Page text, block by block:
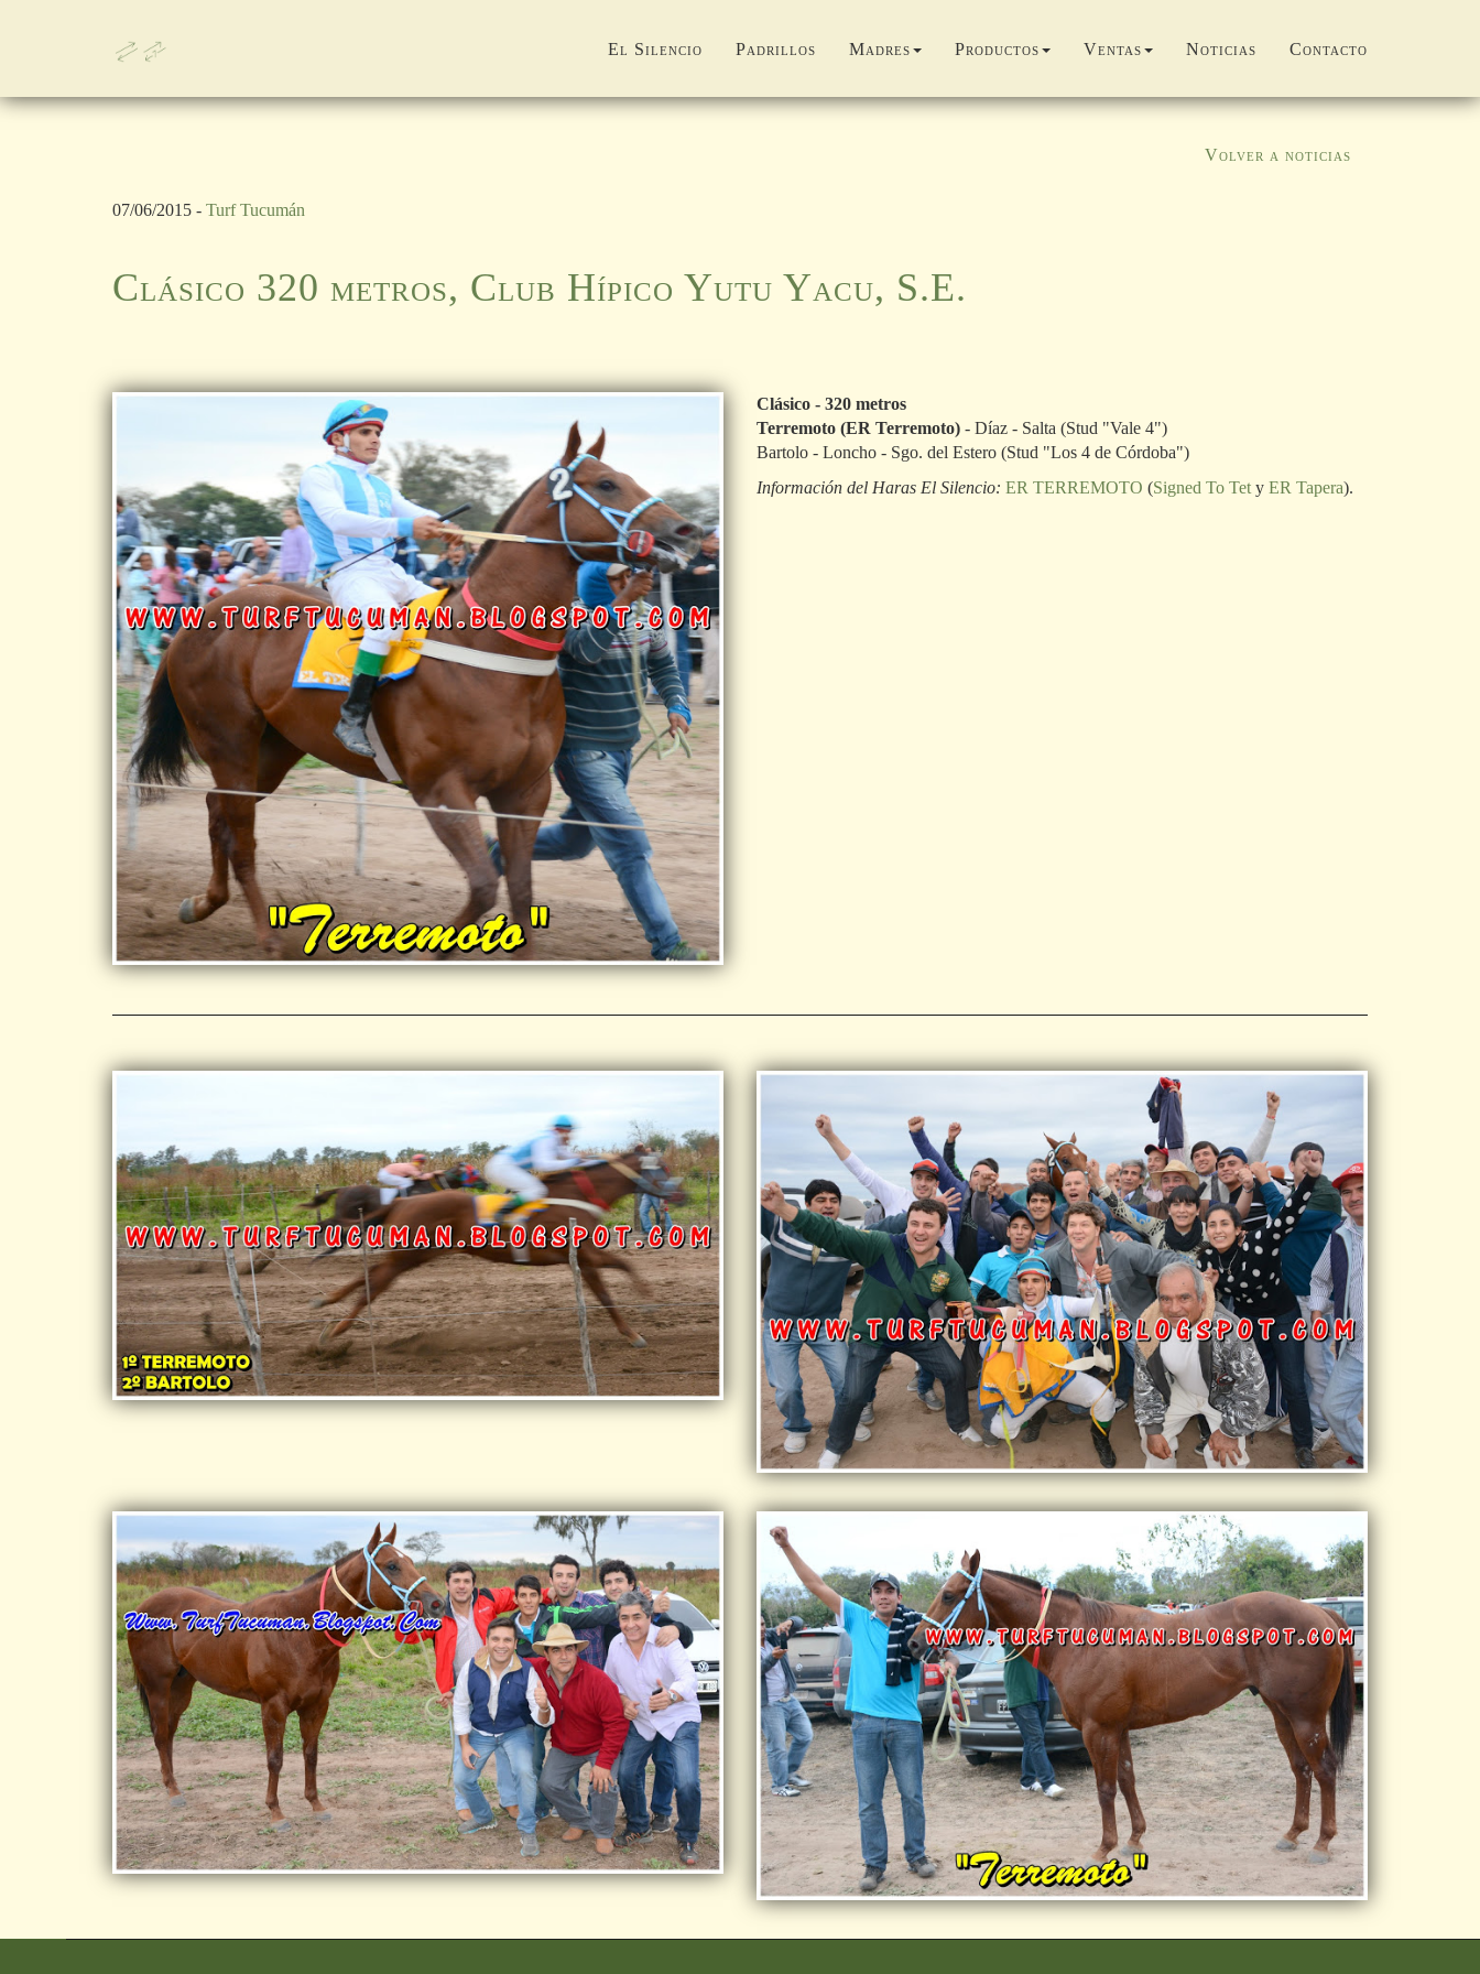
El Silencio Padrillos Madres Productos Ventas Noticias Contacto
Volver a noticias
07/06/2015 - Turf Tucumán
Clásico 320 metros, Club Hípico Yutu Yacu, S.E.
Clásico - 320 metros
Terremoto (ER Terremoto) - Díaz - Salta (Stud "Vale 4")
Bartolo - Loncho - Sgo. del Estero (Stud "Los 4 de Córdoba")
Información del Haras El Silencio: ER TERREMOTO (Signed To Tet y ER Tapera).